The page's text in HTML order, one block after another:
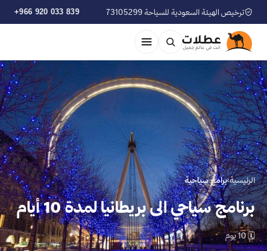
ترخيص الهيئة السعودية للسياحة 73105299 +966 920 033 839
الرئيسية›برامج سياحية
برنامج سياحي الى بريطانيا لمدة 10 أيام
🗓 10 يوم